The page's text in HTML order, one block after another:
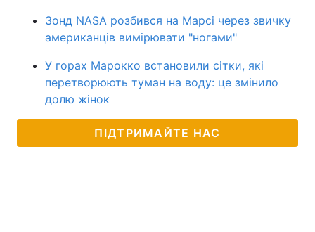
Зонд NASA розбився на Марсі через звичку
американців вимірювати "ногами"
У горах Марокко встановили сітки, які
перетворюють туман на воду: це змінило
долю жінок
ПІДТРИМАЙТЕ НАС